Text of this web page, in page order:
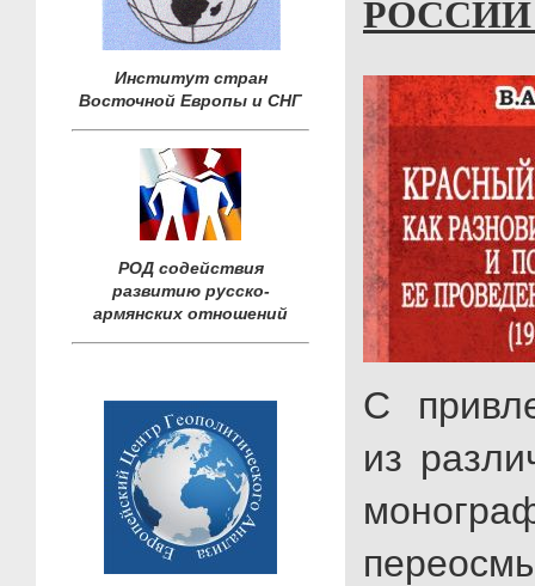
Институт стран
Восточной Европы и СНГ
РОД содействия
развитию русско-
армянских отношений
РОССИИ
С
из